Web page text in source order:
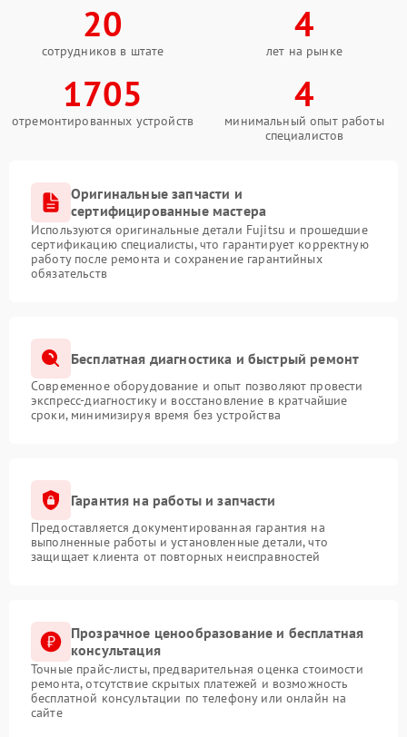
20
сотрудников в штате
4
лет на рынке
1705
отремонтированных устройств
4
минимальный опыт работы
специалистов
Оригинальные запчасти и
сертифицированные мастера
Используются оригинальные детали Fujitsu и прошедшие
сертификацию специалисты, что гарантирует корректную
работу после ремонта и сохранение гарантийных
обязательств
Бесплатная диагностика и быстрый ремонт
Современное оборудование и опыт позволяют провести
экспресс-диагностику и восстановление в кратчайшие
сроки, минимизируя время без устройства
Гарантия на работы и запчасти
Предоставляется документированная гарантия на
выполненные работы и установленные детали, что
защищает клиента от повторных неисправностей
Прозрачное ценообразование и бесплатная
консультация
Точные прайс-листы, предварительная оценка стоимости
ремонта, отсутствие скрытых платежей и возможность
бесплатной консультации по телефону или онлайн на
сайте